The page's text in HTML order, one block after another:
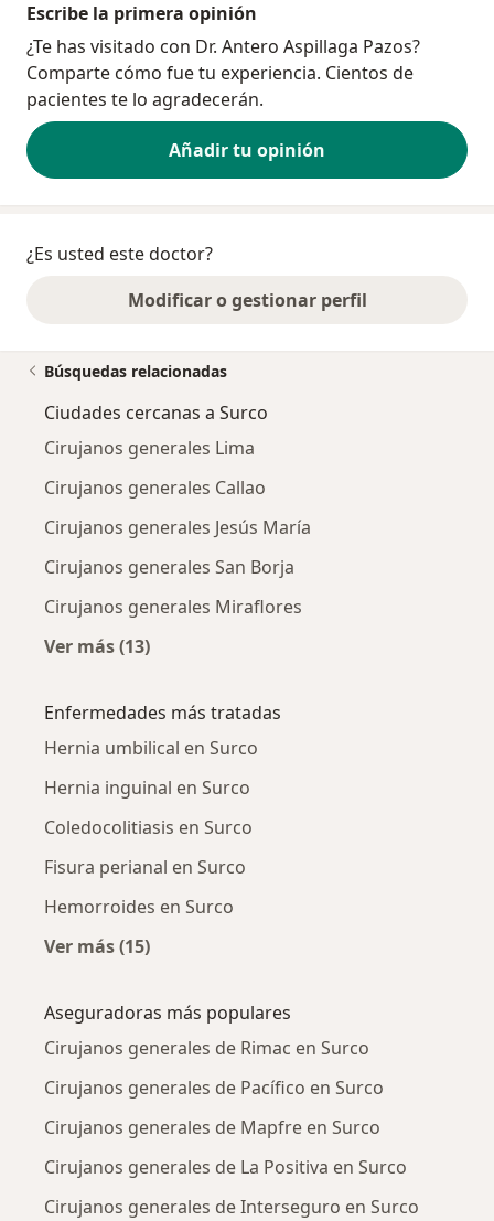
Escribe la primera opinión
¿Te has visitado con Dr. Antero Aspillaga Pazos?
Comparte cómo fue tu experiencia. Cientos de
pacientes te lo agradecerán.
Añadir tu opinión
¿Es usted este doctor?
Modificar o gestionar perfil
Búsquedas relacionadas
Ciudades cercanas a Surco
Cirujanos generales Lima
Cirujanos generales Callao
Cirujanos generales Jesús María
Cirujanos generales San Borja
Cirujanos generales Miraflores
Ver más (13)
Enfermedades más tratadas
Hernia umbilical en Surco
Hernia inguinal en Surco
Coledocolitiasis en Surco
Fisura perianal en Surco
Hemorroides en Surco
Ver más (15)
Aseguradoras más populares
Cirujanos generales de Rimac en Surco
Cirujanos generales de Pacífico en Surco
Cirujanos generales de Mapfre en Surco
Cirujanos generales de La Positiva en Surco
Cirujanos generales de Interseguro en Surco